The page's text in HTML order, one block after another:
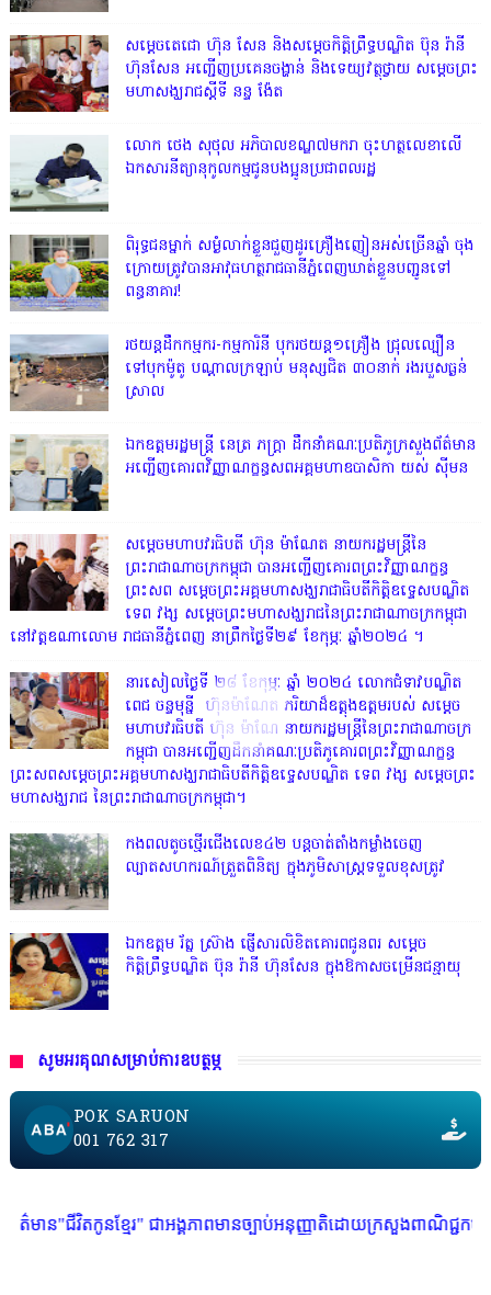
សម្តេចតេជោ ហ៊ុន សែន និងសម្ដេចកិត្តិព្រឹទ្ធបណ្ឌិត ប៊ុន រ៉ានី
ហ៊ុនសែន អញ្ជើញប្រគេនចង្ហាន់ និងទេយ្យវត្ថុថ្វាយ សម្តេចព្រះ
មហាសង្ឃរាជស្តីទី នន្ទ ង៉ែត
លោក ថេង សុថុល អភិបាលខណ្ឌ៧មករា ចុះហត្ថលេខាលើ
ឯកសារនីត្យានុកូលកម្មជូនបងប្អូនប្រជាពលរដ្ឋ
ពិរុទ្ធ​ជនម្នាក់ សម្ងំលាក់ខ្លួនជួញដូរគ្រឿងញៀនអស់ច្រើនឆ្នាំ ចុង
ក្រោយត្រូវបានអាវុធហត្ថរាជធានីភ្នំពេញឃាត់ខ្លួនបញ្ជូនទៅ
ពន្ធនាគារ!
រថយន្តដឹកកម្មករ-កម្មការិនី បុករថយន្ត១គ្រឿង ជ្រុលល្បឿន
ទៅបុកម៉ូតូ បណ្តាលក្រឡាប់ មនុស្សជិត ៣០នាក់ រងរបួសធ្ងន់
ស្រាល
ឯកឧត្តមរដ្ឋមន្ត្រី នេត្រ ភក្ត្រា ដឹកនាំគណៈប្រតិភូក្រសួងព័ត៌មាន
អញ្ជើញគោរពវិញ្ញាណក្ខន្ធសពអគ្គមហាឧបាសិកា យស់ ស៊ីមន
សម្តេចមហាបវរធិបតី ហ៊ុន ម៉ាណែត នាយករដ្ឋមន្ត្រីនៃ
ព្រះរាជាណាចក្រកម្ពុជា បានអញ្ជើញគោរពព្រះវិញ្ញាណក្ខន្ធ
ព្រះសព សម្តេចព្រះអគ្គមហាសង្ឃរាជាធិបតីកិត្តិឧទ្ទេសបណ្ឌិត
ទេព វង្ស សម្តេចព្រះមហាសង្ឃរាជនៃព្រះរាជាណាចក្រកម្ពុជា
នៅវត្តឧណាលោម រាជធានីភ្នំពេញ នាព្រឹកថ្ងៃទី២៩ ខែកុម្ភៈ ឆ្នាំ២០២៤ ។
នារសៀលថ្ងៃទី ២៨ ខែកុម្ភៈ ឆ្នាំ ២០២៤ លោកជំទាវបណ្ឌិត
ពេជ ចន្ទមុន្នី ហ៊ុនម៉ាណែត ភរិយាដ៏ឧត្តុងឧត្តមរបស់ សម្តេច
មហាបវរធិបតី ហ៊ុន ម៉ាណែ នាយករដ្ឋមន្រ្តីនៃព្រះរាជាណាចក្រ
កម្ពុជា បានអញ្ជើញដឹកនាំគណៈប្រតិភូគោរពព្រះវិញ្ញាណក្ខន្ធ
ព្រះសពសម្តេចព្រះអគ្គមហាសង្ឃរាជាធិបតីកិត្តិឧទ្ទេសបណ្ឌិត ទេព វង្ស សម្តេចព្រះ
មហាសង្ឃរាជ នៃព្រះរាជាណាចក្រកម្ពុជា។
កងពលតូចថ្មើរជើងលេខ៤២ បន្តចាត់តាំងកម្លាំងចេញ
ល្បាតសហករណ៍ត្រួតពិនិត្យ ក្នុងភូមិសាស្រ្តទទួលខុសត្រូវ
ឯកឧត្តម រ័ត្ន ស្រ៊ាង ផ្ញើសារលិខិតគោរពជូនពរ សម្តេច
កិត្តិព្រឹទ្ធបណ្ឌិត ប៊ុន រ៉ានី ហ៊ុនសែន ក្នុងឱកាសចម្រើនជន្មាយុ
សូមអរគុណសម្រាប់ការឧបត្ថម្ភ
POK SARUON
001 762 317
តកូនខ្មែរ" ជាអង្គភាពមានច្បាប់អនុញ្ញាតិដោយក្រសួងពាណិជ្ជកម្ម ក្រសួងកា